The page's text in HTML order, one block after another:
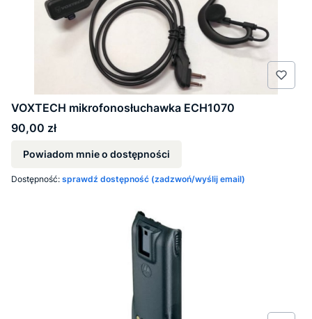
VOXTECH mikrofonosłuchawka ECH1070
Cena
90,00 zł
Powiadom mnie o dostępności
Dostępność: sprawdź dostępność (zadzwoń/wyślij email)